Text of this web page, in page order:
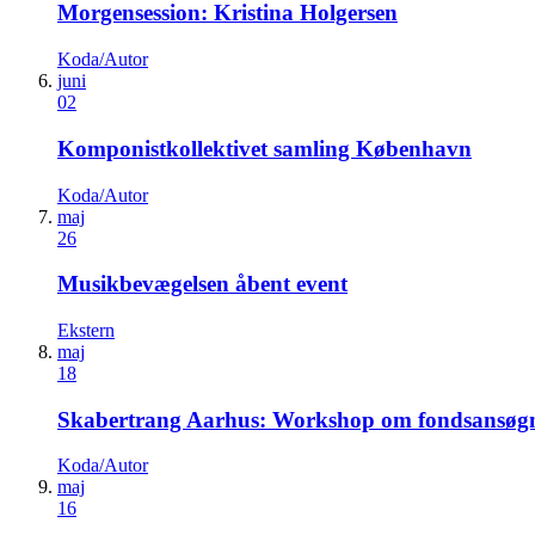
Morgensession: Kristina Holgersen
Koda/Autor
juni
02
Komponistkollektivet samling København
Koda/Autor
maj
26
Musikbevægelsen åbent event
Ekstern
maj
18
Skabertrang Aarhus: Workshop om
Koda/Autor
maj
16